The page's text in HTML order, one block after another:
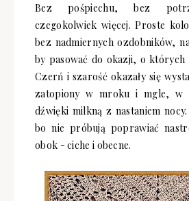
Bez pośpiechu, bez
czegokolwiek więcej. Proste
bez nadmiernych ozdobników,
by pasować do okazji, o których
Czerń i szarość okazały się
zatopiony w mroku i mgle, w
dźwięki milkną z nastaniem
bo nie próbują poprawiać
obok - ciche i obecne.